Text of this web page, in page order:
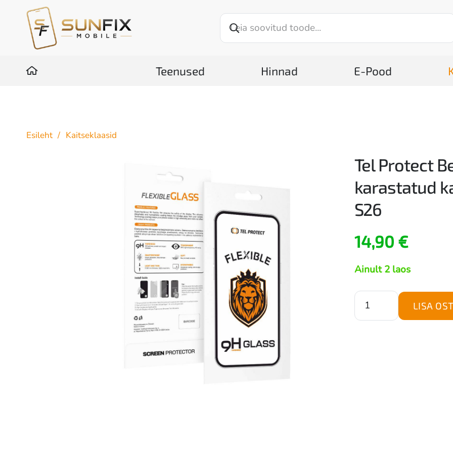
Teenused Hinnad E-Pood
Esileht / Kaitseklaasid
Tel Protect
karastatud
S26
14,90 €
Ainult 2 laos
Tel
Protect
Best
LISA